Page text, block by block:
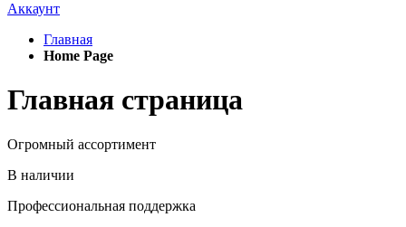
Аккаунт
Главная
Home Page
Главная страница
Огромный ассортимент
В наличии
Профессиональная поддержка